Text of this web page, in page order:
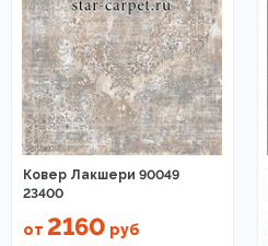
Ковер Лакшери 90049
23400
от 2160 руб